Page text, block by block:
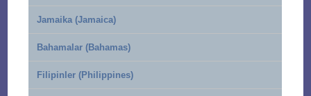
Jamaika (Jamaica)
Bahamalar (Bahamas)
Filipinler (Philippines)